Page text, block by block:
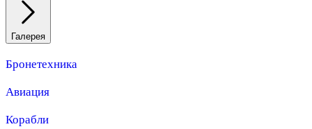
Галерея
Бронетехника
Авиация
Корабли